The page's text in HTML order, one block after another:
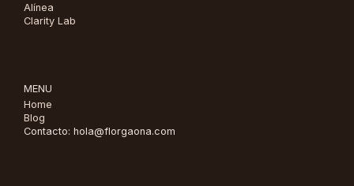
Alínea
Clarity Lab
MENU
Home
Blog
Contacto: hola@florgaona.com